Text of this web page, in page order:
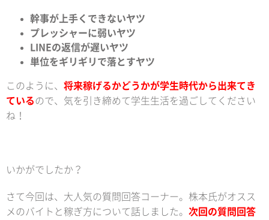
幹事が上手くできないヤツ
プレッシャーに弱いヤツ
LINEの返信が遅いヤツ
単位をギリギリで落とすヤツ
このように、 将来稼げるかどうかが学生時代から出来てき
ているので、気を引き締めて学生生活を過ごしてください
ね！
いかがでしたか？
さて今回は、大人気の質問回答コーナー。株本氏がオスス
メのバイトと稼ぎ方について話しました。 次回の質問回答